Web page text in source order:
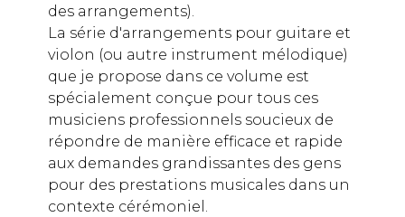
des arrangements).
La série d'arrangements pour guitare et
violon (ou autre instrument mélodique)
que je propose dans ce volume est
spécialement conçue pour tous ces
musiciens professionnels soucieux de
répondre de manière efficace et rapide
aux demandes grandissantes des gens
pour des prestations musicales dans un
contexte cérémoniel.